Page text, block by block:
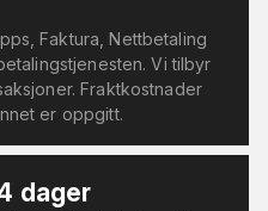
Faktura, Nettbetaling
Vi tilbyr
Fraktkostnader
er oppgitt.
dager